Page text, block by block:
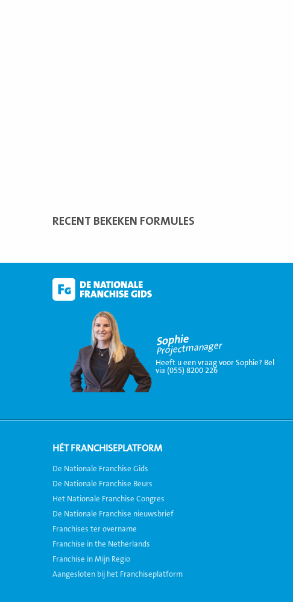
RECENT BEKEKEN FORMULES
Sophie
Projectmanager
Heeft u een vraag voor Sophie? Bel
via (055) 8200 226
HÉT FRANCHISEPLATFORM
De Nationale Franchise Gids
De Nationale Franchise Beurs
Het Nationale Franchise Congres
De Nationale Franchise nieuwsbrief
Franchises ter overname
Franchise in the Netherlands
Franchise in Mijn Regio
Aangesloten bij het Franchiseplatform